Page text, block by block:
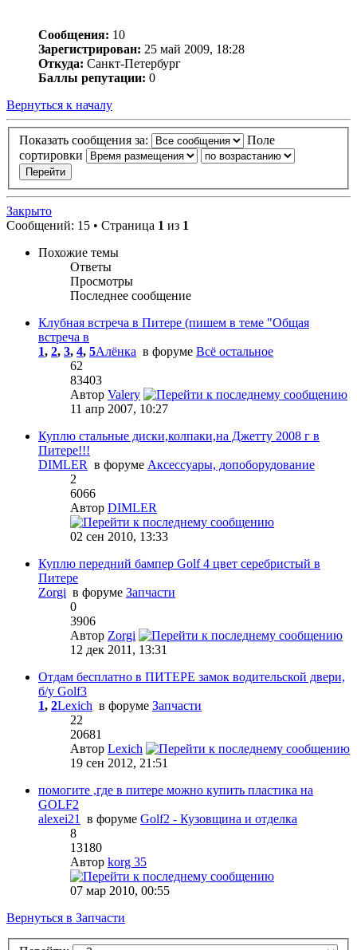
Сообщения: 10
Зарегистрирован: 25 май 2009, 18:28
Откуда: Санкт-Петербург
Баллы репутации: 0
Вернуться к началу
Показать сообщения за:
Поле
сортировки
Закрыто
Сообщений: 15 • Страница 1 из 1
Похожие темы
Ответы
Просмотры
Последнее сообщение
Клубная встреча в Питере (пишем в теме "Общая
встреча в
1, 2, 3, 4, 5Алёнка в форуме Всё остальное
62
83403
Автор Valery
11 апр 2007, 10:27
Куплю стальные диски,колпаки,на Джетту 2008 г в
Питере!!!
DIMLER в форуме Аксессуары, допоборудование
2
6066
Автор DIMLER
02 сен 2010, 13:33
Куплю передний бампер Golf 4 цвет серебристый в
Питере
Zorgi в форуме Запчасти
0
3906
Автор Zorgi
12 дек 2011, 13:31
Отдам бесплатно в ПИТЕРЕ замок водительской двери,
б/у Golf3
1, 2Lexich в форуме Запчасти
22
20681
Автор Lexich
19 сен 2012, 21:51
помогите ,где в питере можно купить пластика на
GOLF2
alexei21
в форуме Golf2 - Кузовщина и отделка
8
13180
Автор korg 35
07 мар 2010, 00:55
Вернуться в Запчасти